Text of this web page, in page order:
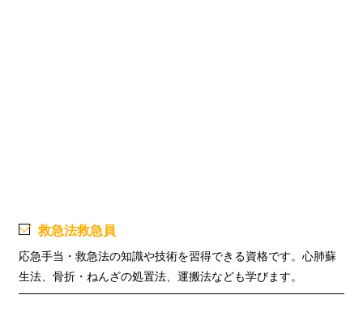
救急法救急員
応急手当・救急法の知識や技術を習得できる資格です。心肺蘇
生法、骨折・ねんざの処置法、運搬法なども学びます。